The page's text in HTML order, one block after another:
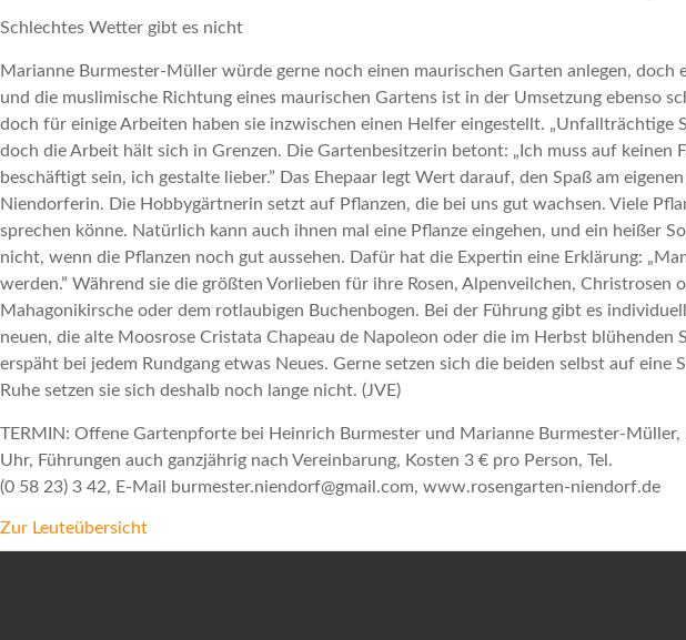
Schlechtes Wetter gibt es nicht
Marianne Burmester-Müller würde gerne noch einen maurischen Garten anlegen,
und die muslimische Richtung eines maurischen Gartens ist in der Umsetzung ebenso
doch für einige Arbeiten haben sie inzwischen einen Helfer eingestellt. „Unfallträchtige
doch die Arbeit hält sich in Grenzen. Die Gartenbesitzerin betont: „Ich muss auf
beschäftigt sein, ich gestalte lieber.” Das Ehepaar legt Wert darauf, den Spaß am
Niendorferin. Die Hobbygärtnerin setzt auf Pflanzen, die bei uns gut wachsen. Viele
sprechen könne. Natürlich kann auch ihnen mal eine Pflanze eingehen, und ein
nicht, wenn die Pflanzen noch gut aussehen. Dafür hat die Expertin eine Erklärung:
werden.” Während sie die größten Vorlieben für ihre Rosen, Alpenveilchen,
Mahagonikirsche oder dem rotlaubigen Buchenbogen. Bei der Führung gibt es
neuen, die alte Moosrose Cristata Chapeau de Napoleon oder die im Herbst
erspäht bei jedem Rundgang etwas Neues. Gerne setzen sich die beiden selbst auf
Ruhe setzen sie sich deshalb noch lange nicht. (JVE)
TERMIN: Offene Gartenpforte bei Heinrich Burmester und Marianne Burmester-
Uhr, Führungen auch ganzjährig nach Vereinbarung, Kosten 3 € pro Person, Tel.
(0 58 23) 3 42, E-Mail burmester.niendorf@gmail.com, www.rosengarten-niendorf.de
Zur Leuteübersicht